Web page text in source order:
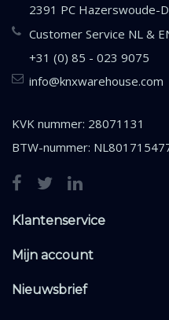
2391 PC Hazerswoude-
Customer Service NL &
+31 (0) 85 - 023 9075
info@knxwarehouse.com
KVK nummer: 28071131
BTW-nummer:
Klantenservice
Mijn account
Nieuwsbrief